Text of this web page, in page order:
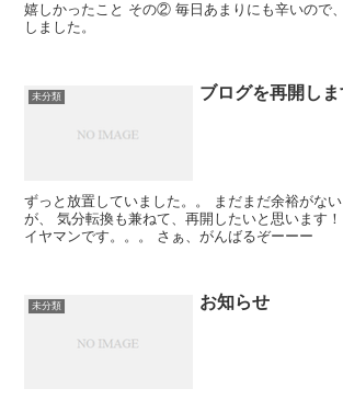
嬉しかったこと その② 毎日あまりにも辛いので、保健師さんに相談
しました。
未分類 ブログを再開し
ずっと放置していました。。 まだまだ余裕がない日々ではあります
が、 気分転換も兼ねて、再開したいと思います！ 今日も長男はイヤ
イヤマンです。。。 さぁ、がんばるぞーーー
未分類 お知らせ